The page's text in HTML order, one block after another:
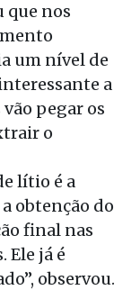
que nos
um nível de
a
pegar os
o
lítio é a
obtenção do
final nas
Ele já é
observou.